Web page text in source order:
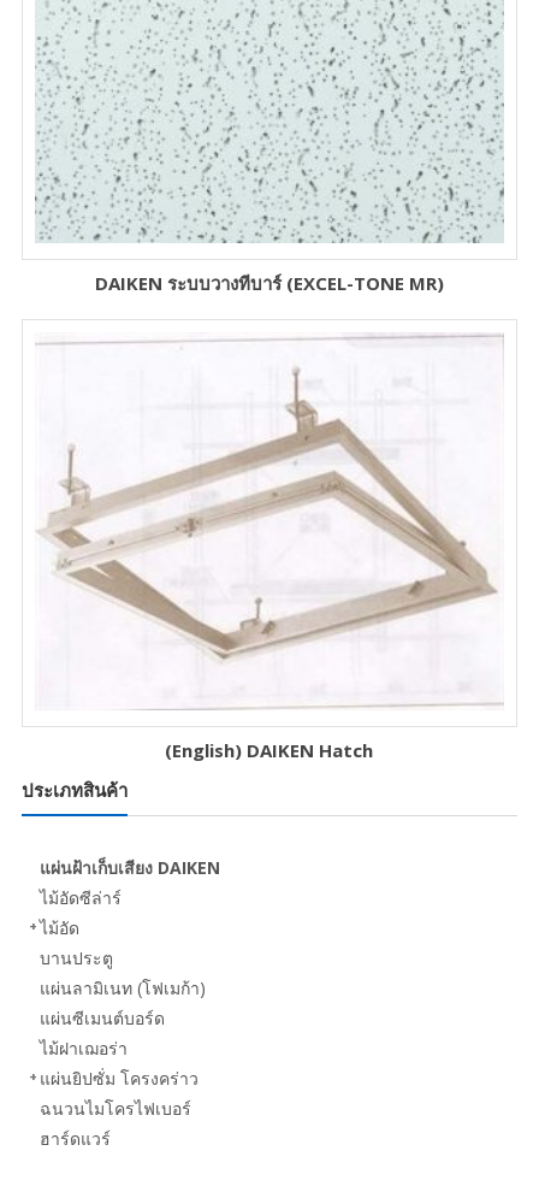
DAIKEN ระบบวางทีบาร์ (EXCEL-TONE MR)
(English) DAIKEN Hatch
ประเภทสินค้า
แผ่นฝ้าเก็บเสียง DAIKEN
ไม้อัดซีล่าร์
ไม้อัด
บานประตู
แผ่นลามิเนท (โฟเมก้า)
แผ่นซีเมนต์บอร์ด
ไม้ฝาเฌอร่า
แผ่นยิปซั่ม โครงคร่าว
ฉนวนไมโครไฟเบอร์
ฮาร์ดแวร์